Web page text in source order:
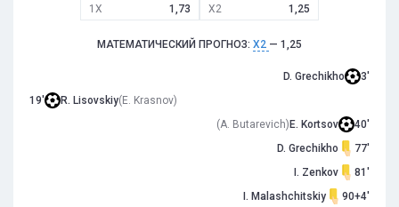
1X 1,73 X2 1,25
МАТЕМАТИЧЕСКИЙ ПРОГНОЗ: X2 — 1,25
D. Grechikho
3'
19'
R. Lisovskiy(E. Krasnov)
(A. Butarevich)E. Kortsov
40'
D. Grechikho
77'
I. Zenkov
81'
I. Malashchitskiy
90+4'